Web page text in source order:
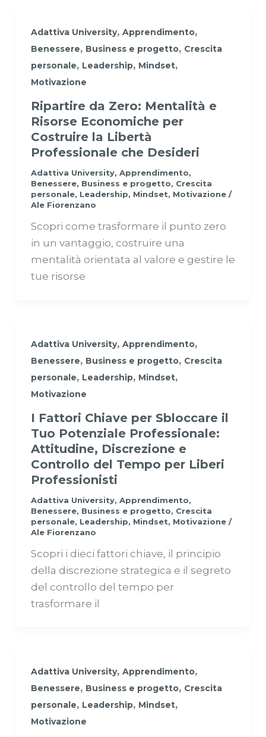
Adattiva University, Apprendimento,
Benessere, Business e progetto, Crescita
personale, Leadership, Mindset,
Motivazione
Ripartire da Zero: Mentalità e
Risorse Economiche per
Costruire la Libertà
Professionale che Desideri
Adattiva University, Apprendimento,
Benessere, Business e progetto, Crescita
personale, Leadership, Mindset, Motivazione/
Ale Fiorenzano
Scopri come trasformare il punto zero
in un vantaggio, costruire una
mentalità orientata al valore e gestire le
tue risorse
Adattiva University, Apprendimento,
Benessere, Business e progetto, Crescita
personale, Leadership, Mindset,
Motivazione
I Fattori Chiave per Sbloccare il
Tuo Potenziale Professionale:
Attitudine, Discrezione e
Controllo del Tempo per Liberi
Professionisti
Adattiva University, Apprendimento,
Benessere, Business e progetto, Crescita
personale, Leadership, Mindset, Motivazione/
Ale Fiorenzano
Scopri i dieci fattori chiave, il principio
della discrezione strategica e il segreto
del controllo del tempo per
trasformare il
Adattiva University, Apprendimento,
Benessere, Business e progetto, Crescita
personale, Leadership, Mindset,
Motivazione